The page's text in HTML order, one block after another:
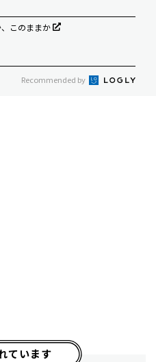
、このままか
Recommended by
ています